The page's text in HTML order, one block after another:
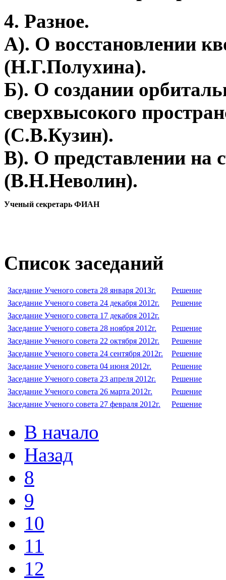
4. Разное.
А). О восстановлении
(Н.Г.Полухина).
Б). О создании
сверхвысокого
(С.В.Кузин).
В). О представлении на
(В.Н.Неволин).
Ученый секретарь ФИАН
Список заседаний
Заседание Ученого совета 28 января 2013г.
Решение
Заседание Ученого совета 24 декабря 2012г.
Решение
Заседание Ученого совета 17 декабря 2012г.
Заседание Ученого совета 28 ноября 2012г.
Решение
Заседание Ученого совета 22 октября 2012г.
Решение
Заседание Ученого совета 24 сентября 2012г.
Решение
Заседание Ученого совета 04 июня 2012г.
Решение
Заседание Ученого совета 23 апреля 2012г.
Решение
Заседание Ученого совета 26 марта 2012г.
Решение
Заседание Ученого совета 27 февраля 2012г.
Решение
В начало
Назад
8
9
10
11
12